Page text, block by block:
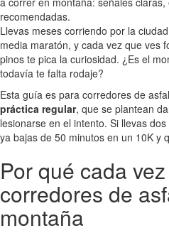
recomendadas.
Llevas meses corriendo por la
media maratón, y cada vez que ves
pinos te pica la curiosidad. ¿Es el
todavía te falta rodaje?
Esta guía es para corredores de
práctica regular, que se plantean
lesionarse en el intento. Si llevas
ya bajas de 50 minutos en un 10K y
Por qué cada
corredores de
montaña